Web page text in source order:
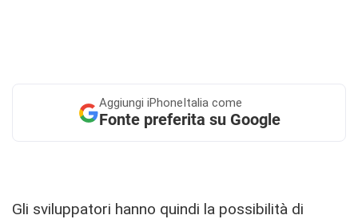
Aggiungi iPhoneItalia come
Fonte preferita su Google
Gli sviluppatori hanno quindi la possibilità di